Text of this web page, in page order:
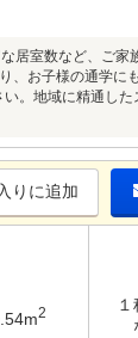
居室数など、ご家
、お子様の通学に
。地域に精通した
りに追加
2